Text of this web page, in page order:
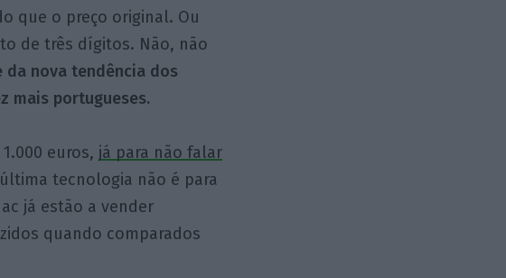
que o preço original. Ou
de três dígitos. Não, não
da nova tendência dos
mais portugueses.
euros, já para não falar
tecnologia não é para
já estão a vender
quando comparados